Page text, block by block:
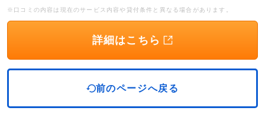
※口コミの内容は現在のサービス内容や貸付条件と異なる場合があります。
詳細はこちら
前のページへ戻る